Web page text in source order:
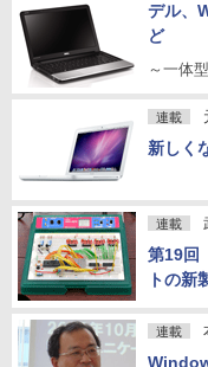
デル、
ど
～一体
連載
新しく
連載
第19回
トの新
連載